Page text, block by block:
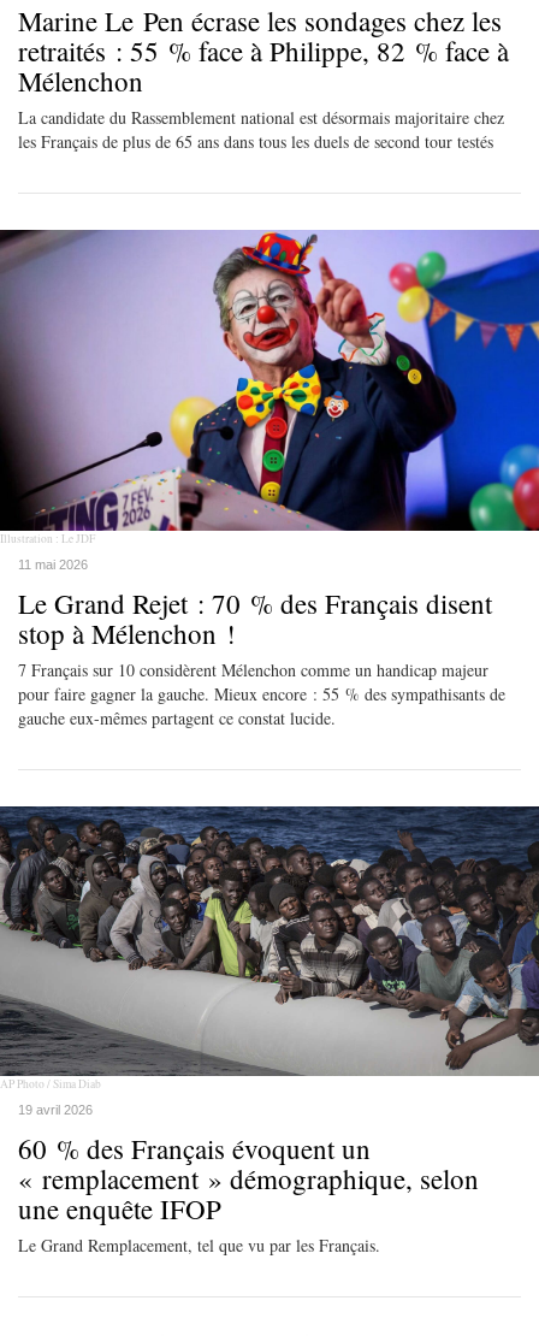
Marine Le Pen écrase les sondages chez les
retraités : 55 % face à Philippe, 82 % face à
Mélenchon
La candidate du Rassemblement national est désormais majoritaire chez
les Français de plus de 65 ans dans tous les duels de second tour testés
Illustration : Le JDF
11 mai 2026
Le Grand Rejet : 70 % des Français disent
stop à Mélenchon !
7 Français sur 10 considèrent Mélenchon comme un handicap majeur
pour faire gagner la gauche. Mieux encore : 55 % des sympathisants de
gauche eux-mêmes partagent ce constat lucide.
AP Photo / Sima Diab
19 avril 2026
60 % des Français évoquent un
« remplacement » démographique, selon
une enquête IFOP
Le Grand Remplacement, tel que vu par les Français.